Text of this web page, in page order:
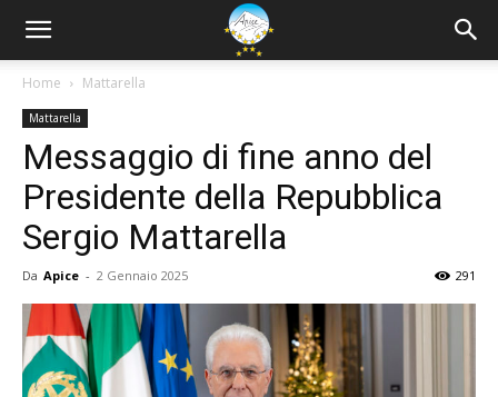
Home Mattarella
Mattarella
Messaggio di fine anno del
Presidente della Repubblica
Sergio Mattarella
Da Apice - 2 Gennaio 2025 291